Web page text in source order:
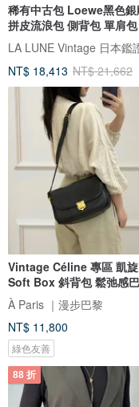
稀有中古包 Loewe黑色
拼皮流浪包 側背包 單肩
NT$ 18,413 NT$ 21,662
Vintage Céline 專區 凱旋門扣
Soft Box 斜背包 鬆弛感
À Paris ｜漫步巴黎
NT$ 11,800
綠色友善
88 折